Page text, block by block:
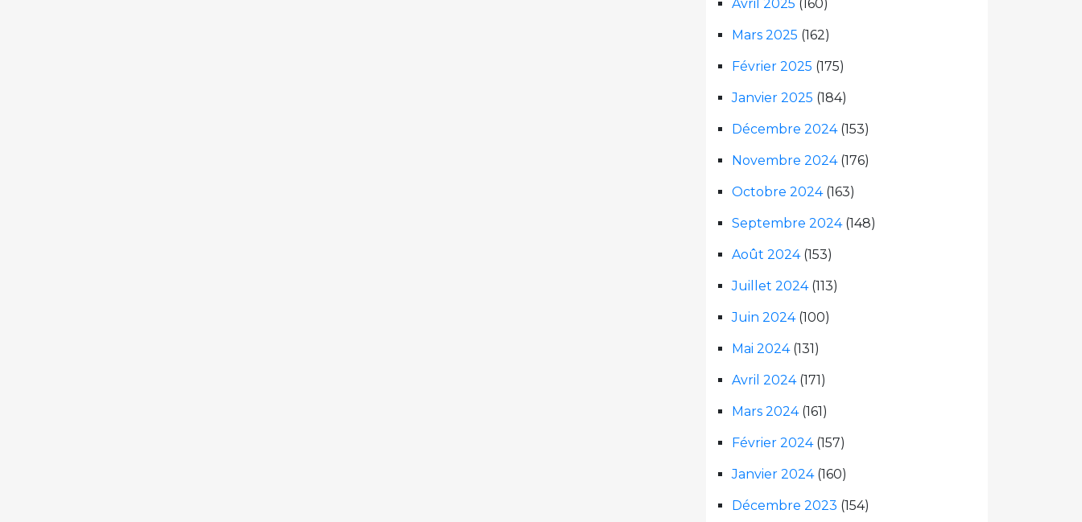
Avril 2025 (160)
Mars 2025 (162)
Février 2025 (175)
Janvier 2025 (184)
Décembre 2024(153)
Novembre 2024(176)
Octobre 2024(163)
Septembre 2024(148)
Août 2024(153)
Juillet 2024(113)
Juin 2024(100)
Mai 2024(131)
Avril 2024(171)
Mars 2024(161)
Février 2024(157)
Janvier 2024(160)
Décembre 2023 (154)